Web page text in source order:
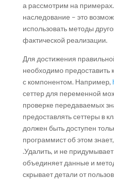
а рассмотрим на
наследование – это
использовать методы
фактической реализации.
Для достижения
необходимо предоставить
с компонентом. Например,
сеттер для переменной
проверке передаваемых
предоставлять сеттеры в
должен быть доступен
программист об этом
.Удалить, и не
объединяет данные и
скрывает детали от